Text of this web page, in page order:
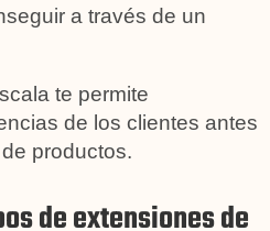
a través de un
te permite
de los clientes antes
productos.
de extensiones de